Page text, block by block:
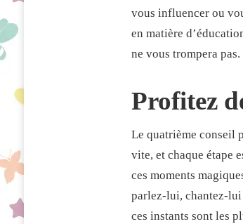
vous influencer ou
en matière
ne vous trompera pas.
Profitez
Le quatrième conseil
vite, et chaque étape
ces moments
parlez-lui, chantez-lui
ces instants sont les